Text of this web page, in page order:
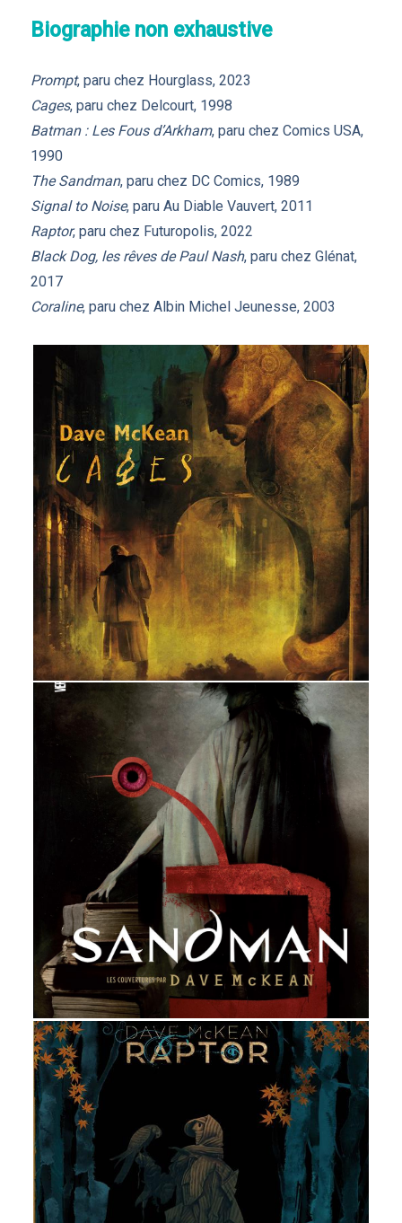
Biographie non exhaustive
Prompt, paru chez Hourglass, 2023
Cages, paru chez Delcourt, 1998
Batman : Les Fous d’Arkham, paru chez Comics USA,
1990
The Sandman, paru chez DC Comics, 1989
Signal to Noise, paru Au Diable Vauvert, 2011
Raptor, paru chez Futuropolis, 2022
Black Dog, les rêves de Paul Nash, paru chez Glénat,
2017
Coraline, paru chez Albin Michel Jeunesse, 2003